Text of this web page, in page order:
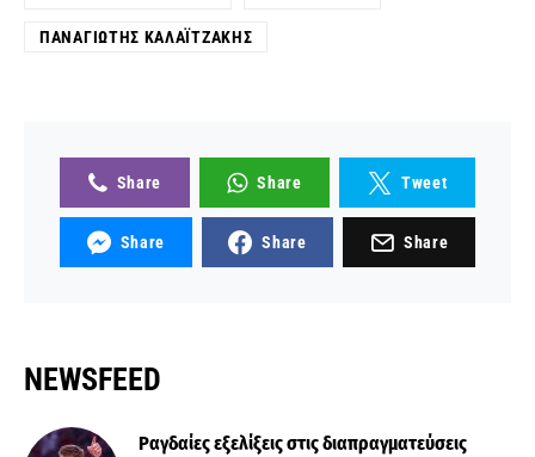
ΠΑΝΑΓΙΏΤΗΣ ΚΑΛΑΪΤΖΆΚΗΣ
Share Share Tweet
Share Share Share
NEWSFEED
Ραγδαίες εξελίξεις στις διαπραγματεύσεις